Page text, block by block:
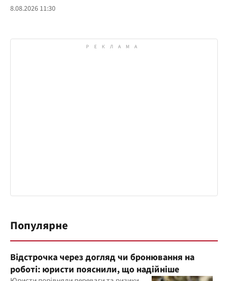
8.08.2026 11:30
Популярне
Відстрочка через догляд чи бронювання на
роботі: юристи пояснили, що надійніше